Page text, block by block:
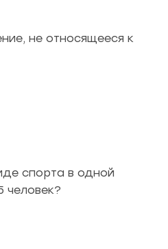
не относящееся к
спорта в одной
человек?